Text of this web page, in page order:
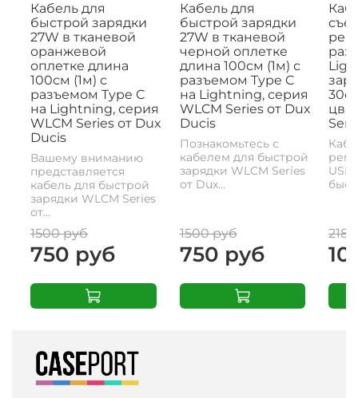
Кабель для
быстрой зарядки
27W в тканевой
оранжевой
оплетке длина
100см (1м) с
разъемом Type C
на Lightning, серия
WLCM Series от Dux
Ducis
Вашему вниманию
представляется
кабель для быстрой
зарядки WLCM Series
от...
1500 руб
750 руб
Кабель для
быстрой зарядки
27W в тканевой
черной оплетке
длина 100см (1м) с
разъемом Type C
на Lightning, серия
WLCM Series от Dux
Ducis
Познакомьтесь с
кабелем для быстрой
зарядки WLCM Series
от Dux...
1500 руб
750 руб